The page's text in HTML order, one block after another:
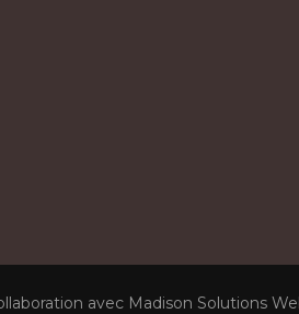
avec Madison Solutions